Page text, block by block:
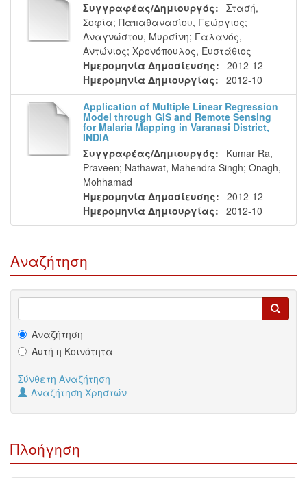
Συγγραφέας/Δημιουργός: Στασή,
Σοφία; Παπαθανασίου, Γεώργιος;
Αναγνώστου, Μυρσίνη; Γαλανός,
Αντώνιος; Χρονόπουλος, Ευστάθιος
Ημερομηνία Δημοσίευσης: 2012-12
Ημερομηνία Δημιουργίας: 2012-10
Application of Multiple Linear Regression
Model through GIS and Remote Sensing
for Malaria Mapping in Varanasi District,
INDIA
Συγγραφέας/Δημιουργός:
Kumar Ra,
Praveen; Nathawat, Mahendra Singh; Onagh,
Mohhamad
Ημερομηνία Δημοσίευσης: 2012-12
Ημερομηνία Δημιουργίας: 2012-10
Αναζήτηση
Αναζήτηση
Αυτή η Κοινότητα
Σύνθετη Αναζήτηση
Αναζήτηση Χρηστών
Πλοήγηση